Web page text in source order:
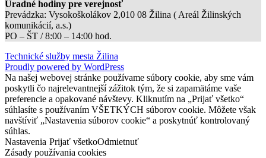
Úradné hodiny pre verejnosť
Prevádzka: Vysokoškolákov 2,010 08 Žilina ( Areál Žilinských
komunikácií, a.s.)
PO – ŠT / 8:00 – 14:00 hod.
Technické služby mesta Žilina
Proudly powered by WordPress
Na našej webovej stránke používame súbory cookie, aby sme vám
poskytli čo najrelevantnejší zážitok tým, že si zapamätáme vaše
preferencie a opakované návštevy. Kliknutím na „Prijať všetko“
súhlasíte s používaním VŠETKÝCH súborov cookie. Môžete však
navštíviť „Nastavenia súborov cookie“ a poskytnúť kontrolovaný
súhlas.
Nastavenia Prijať všetkoOdmietnuť
Zásady používania cookies